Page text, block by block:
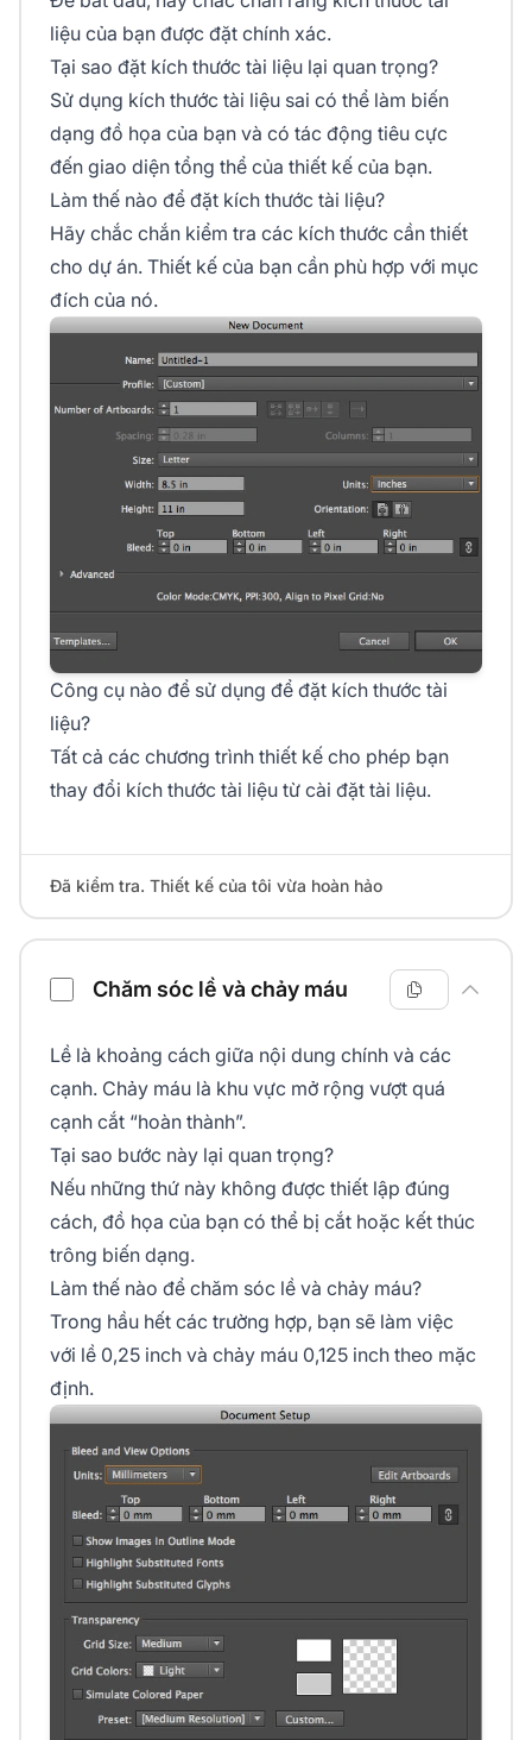
liệu của bạn được đặt chính xác.
Tại sao đặt kích thước tài liệu lại quan trọng?
Sử dụng kích thước tài liệu sai có thể làm biến
dạng đồ họa của bạn và có tác động tiêu cực
đến giao diện tổng thể của thiết kế của bạn.
Làm thế nào để đặt kích thước tài liệu?
Hãy chắc chắn kiểm tra các kích thước cần thiết
cho dự án. Thiết kế của bạn cần phù hợp với mục
đích của nó.
Công cụ nào để sử dụng để đặt kích thước tài
liệu?
Tất cả các chương trình thiết kế cho phép bạn
thay đổi kích thước tài liệu từ cài đặt tài liệu.
Đã kiểm tra. Thiết kế của tôi vừa hoàn hảo
Chăm sóc lề và chảy máu
Lề là khoảng cách giữa nội dung chính và các
cạnh. Chảy máu là khu vực mở rộng vượt quá
cạnh cắt “hoàn thành”.
Tại sao bước này lại quan trọng?
Nếu những thứ này không được thiết lập đúng
cách, đồ họa của bạn có thể bị cắt hoặc kết thúc
trông biến dạng.
Làm thế nào để chăm sóc lề và chảy máu?
Trong hầu hết các trường hợp, bạn sẽ làm việc
với lề 0,25 inch và chảy máu 0,125 inch theo mặc
định.